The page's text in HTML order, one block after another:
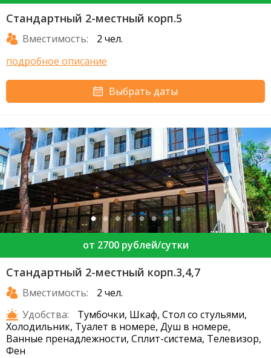
Стандартный 2-местный корп.5
Вместимость:
2 чел.
подробное описание
Выбрать даты
от 2700 рублей/сутки
Стандартный 2-местный корп.3,4,7
Вместимость:
2 чел.
Удобства:
Тумбочки, Шкаф, Стол со стульями,
Холодильник, Туалет в номере, Душ в номере,
Ванные пренадлежности, Сплит-система, Телевизор,
Фен